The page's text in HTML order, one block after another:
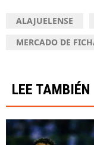
ALAJUELENSE
MERCADO DE
LEE TAMBIÉN